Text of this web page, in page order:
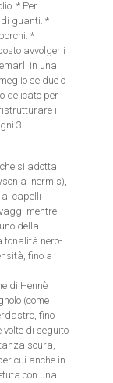
* Per
di guanti. *
*
avvolgerli
in una
se due o
delicato per
i
3
si adotta
inermis),
ai capelli
mentre
della
tonalità nero-
fino a
di Hennè
(come
fino
volte di seguito
scura,
cui anche in
con una